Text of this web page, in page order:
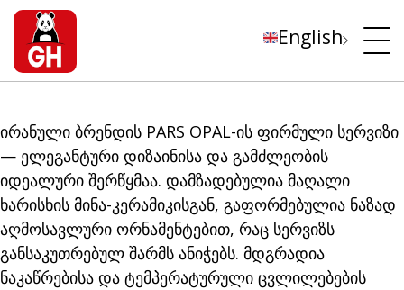
English
ირანული ბრენდის PARS OPAL-ის ფირმული სერვიზი
— ელეგანტური დიზაინისა და გამძლეობის
იდეალური შერწყმაა. დამზადებულია მაღალი
ხარისხის მინა-კერამიკისგან, გაფორმებულია ნაზად
აღმოსავლური ორნამენტებით, რაც სერვიზს
განსაკუთრებულ შარმს ანიჭებს. მდგრადია
ნაკაწრებისა და ტემპერატურული ცვლილებების